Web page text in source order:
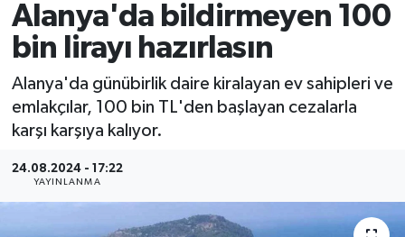
Alanya'da bildirmeyen 100
bin lirayı hazırlasın
Alanya'da günübirlik daire kiralayan ev sahipleri ve
emlakçılar, 100 bin TL'den başlayan cezalarla
karşı karşıya kalıyor.
24.08.2024 - 17:22
YAYINLANMA
Spor
Ekonomi
Tüm Manşetler
Son Dakika Haberleri
Haber Arşivi